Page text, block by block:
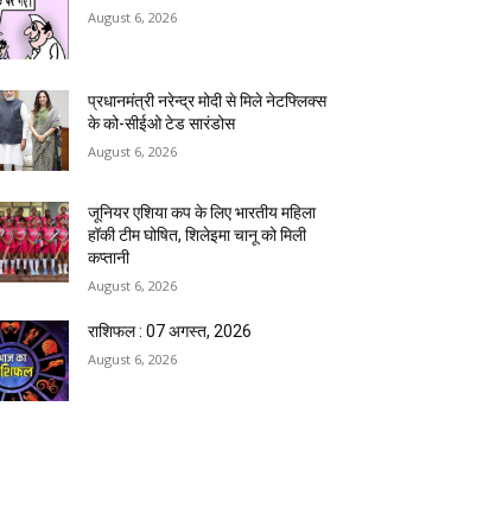
August 6, 2026
प्रधानमंत्री नरेन्द्र मोदी से मिले नेटफ्लिक्स
के को-सीईओ टेड सारंडोस
August 6, 2026
जूनियर एशिया कप के लिए भारतीय महिला
हॉकी टीम घोषित, शिलेइमा चानू को मिली
कप्तानी
August 6, 2026
राशिफल : 07 अगस्त, 2026
August 6, 2026